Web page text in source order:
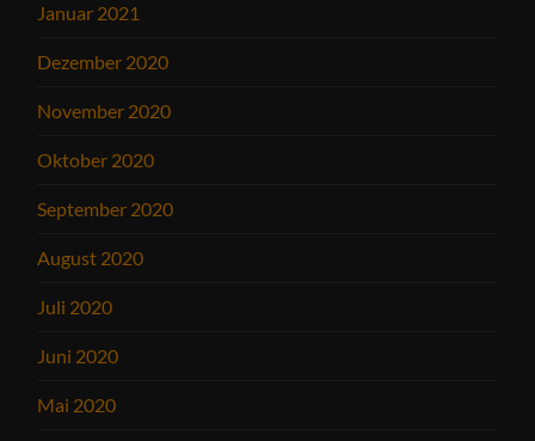
Januar 2021
Dezember 2020
November 2020
Oktober 2020
September 2020
August 2020
Juli 2020
Juni 2020
Mai 2020